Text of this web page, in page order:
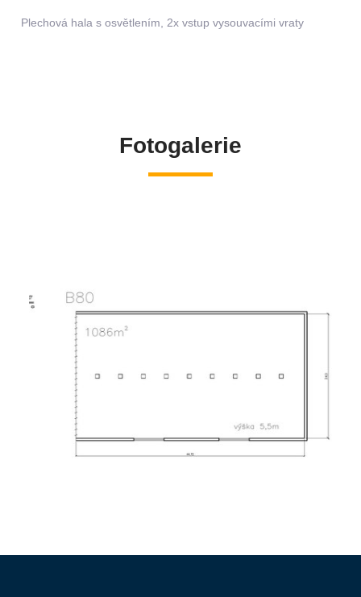
Plechová hala s osvětlením, 2x vstup vysouvacími vraty
Fotogalerie